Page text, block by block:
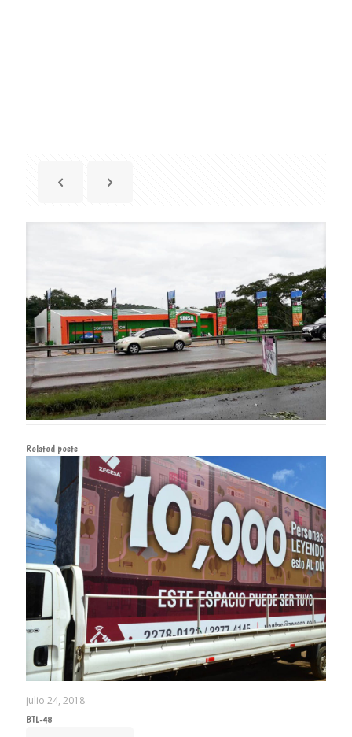
Related posts
julio 24, 2018
BTL-48